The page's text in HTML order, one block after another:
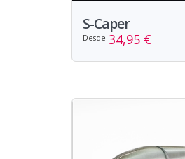
S-Caper
Desde 34,95 €